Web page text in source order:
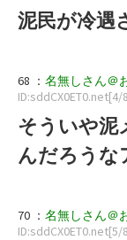
泥民が冷遇
68 ： 名無しさん＠
ID:sddCX0ET0.net[4/
そういや泥
んだろうな
70 ： 名無しさん＠
ID:sddCX0ET0.net[5/